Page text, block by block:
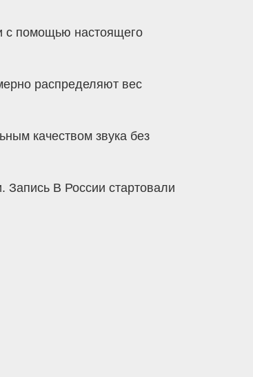
с помощью настоящего
распределяют вес
качеством звука без
В России стартовали